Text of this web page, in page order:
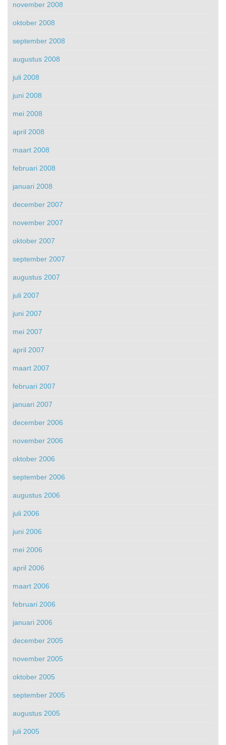
november 2008
oktober 2008
september 2008
augustus 2008
juli 2008
juni 2008
mei 2008
april 2008
maart 2008
februari 2008
januari 2008
december 2007
november 2007
oktober 2007
september 2007
augustus 2007
juli 2007
juni 2007
mei 2007
april 2007
maart 2007
februari 2007
januari 2007
december 2006
november 2006
oktober 2006
september 2006
augustus 2006
juli 2006
juni 2006
mei 2006
april 2006
maart 2006
februari 2006
januari 2006
december 2005
november 2005
oktober 2005
september 2005
augustus 2005
juli 2005